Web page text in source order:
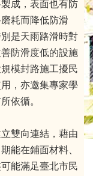
成，表面也有防
耗而降低防滑
是天雨路滑時對
防滑度低的設施
模封路施工擾民
，亦邀集專家學
依循。
雙向連結，藉由
能在鋪面材料、
能滿足臺北市民